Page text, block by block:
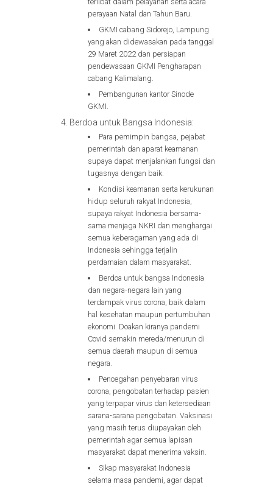
perayaan Natal dan Tahun Baru.
GKMI cabang Sidorejo, Lampung
yang akan didewasakan pada tanggal
29 Maret 2022 dan persiapan
pendewasaan GKMI Pengharapan
cabang Kalimalang.
Pembangunan kantor Sinode
GKMI.
Berdoa untuk Bangsa Indonesia:
Para pemimpin bangsa, pejabat
pemerintah dan aparat keamanan
supaya dapat menjalankan fungsi dan
tugasnya dengan baik.
Kondisi keamanan serta kerukunan
hidup seluruh rakyat Indonesia,
supaya rakyat Indonesia bersama-
sama menjaga NKRI dan menghargai
semua keberagaman yang ada di
Indonesia sehingga terjalin
perdamaian dalam masyarakat.
Berdoa untuk bangsa Indonesia
dan negara-negara lain yang
terdampak virus corona, baik dalam
hal kesehatan maupun pertumbuhan
ekonomi. Doakan kiranya pandemi
Covid semakin mereda/menurun di
semua daerah maupun di semua
negara.
Pencegahan penyebaran virus
corona, pengobatan terhadap pasien
yang terpapar virus dan ketersediaan
sarana-sarana pengobatan. Vaksinasi
yang masih terus diupayakan oleh
pemerintah agar semua lapisan
masyarakat dapat menerima vaksin.
Sikap masyarakat Indonesia
selama masa pandemi, agar dapat